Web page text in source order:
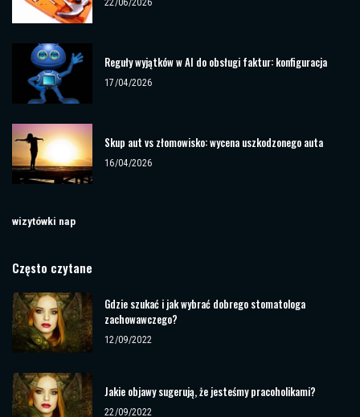
22/06/2026
Reguły wyjątków w AI do obsługi faktur: konfiguracja
17/04/2026
Skup aut vs złomowisko: wycena uszkodzonego auta
16/04/2026
wizytówki nap
Często czytane
Gdzie szukać i jak wybrać dobrego stomatologa
zachowawczego?
12/09/2022
Jakie objawy sugerują, że jesteśmy pracoholikami?
22/09/2022